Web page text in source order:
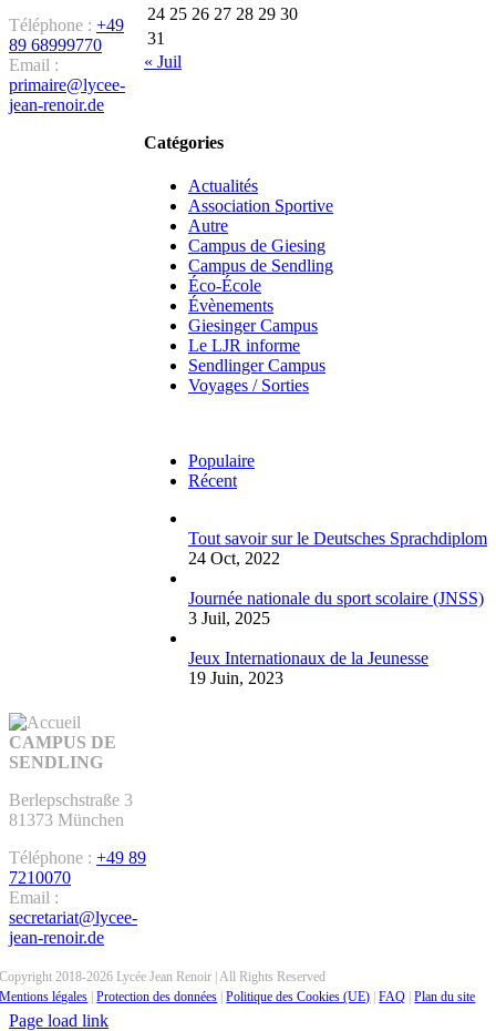
24 25 26 27 28 29 30
31
« Juil
Catégories
Actualités
Association Sportive
Autre
Campus de Giesing
Campus de Sendling
Éco-École
Évènements
Giesinger Campus
Le LJR informe
Sendlinger Campus
Voyages / Sorties
Populaire
Récent
Tout savoir sur le Deutsches Sprachdiplom
24 Oct, 2022
Journée nationale du sport scolaire (JNSS)
3 Juil, 2025
Jeux Internationaux de la Jeunesse
19 Juin, 2023
Téléphone : +49
89 68999770
Email :
primaire@lycee-
jean-renoir.de
CAMPUS DE
SENDLING
Berlepschstraße 3
81373 München
Téléphone : +49 89
7210070
Email :
secretariat@lycee-
jean-renoir.de
Copyright 2018-2026 Lycée Jean Renoir | All Rights Reserved
Mentions légales |Protection des données |Politique des Cookies (UE) |FAQ |Plan du site
Page load link